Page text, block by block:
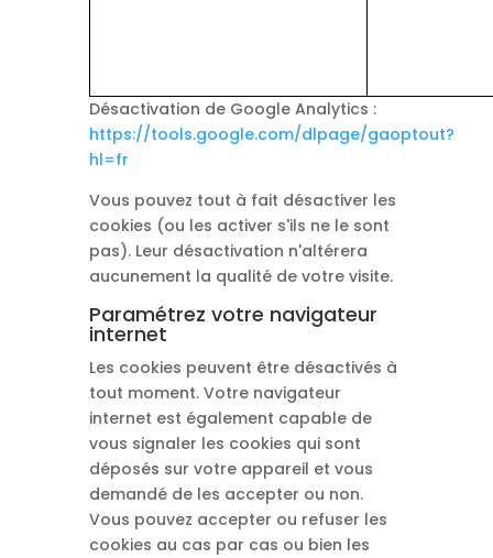
Désactivation de Google Analytics :
https://tools.google.com/dlpage/gaoptout?
hl=fr
Vous pouvez tout à fait désactiver les
cookies (ou les activer s'ils ne le sont
pas). Leur désactivation n'altérera
aucunement la qualité de votre visite.
Paramétrez votre navigateur
internet
Les cookies peuvent être désactivés à
tout moment. Votre navigateur
internet est également capable de
vous signaler les cookies qui sont
déposés sur votre appareil et vous
demandé de les accepter ou non.
Vous pouvez accepter ou refuser les
cookies au cas par cas ou bien les